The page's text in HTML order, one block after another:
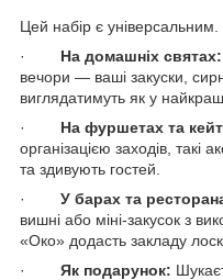
Цей набір є універсальним.
· На домашніх святах:
вечори — ваші закуски,
виглядатимуть як у
· На фуршетах та
організацією заходів, такі
та здивують гостей.
· У барах та
вишні або міні-закусок з
«Око» додасть закладу
· Як подарунок: